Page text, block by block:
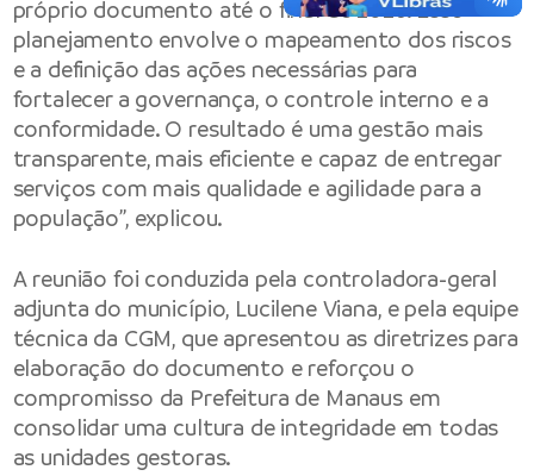
próprio documento até o final de 2026. Esse
planejamento envolve o mapeamento dos riscos
e a definição das ações necessárias para
fortalecer a governança, o controle interno e a
conformidade. O resultado é uma gestão mais
transparente, mais eficiente e capaz de entregar
serviços com mais qualidade e agilidade para a
população”, explicou.
A reunião foi conduzida pela controladora-geral
adjunta do município, Lucilene Viana, e pela equipe
técnica da CGM, que apresentou as diretrizes para
elaboração do documento e reforçou o
compromisso da Prefeitura de Manaus em
consolidar uma cultura de integridade em todas
as unidades gestoras.